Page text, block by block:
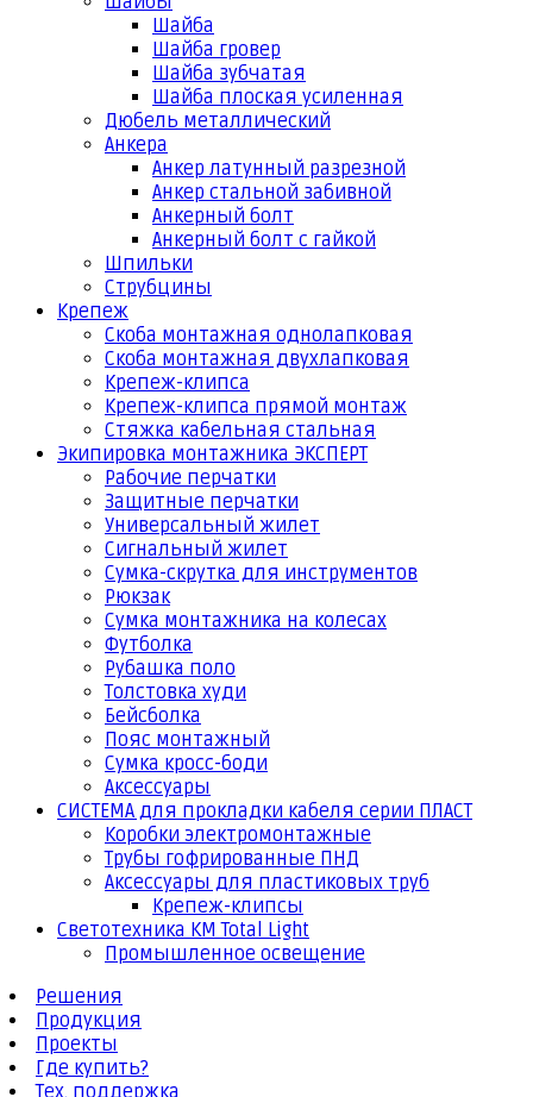
Шайба
Шайба гровер
Шайба зубчатая
Шайба плоская усиленная
Дюбель металлический
Анкера
Анкер латунный разрезной
Анкер стальной забивной
Анкерный болт
Анкерный болт с гайкой
Шпильки
Струбцины
Крепеж
Скоба монтажная однолапковая
Скоба монтажная двухлапковая
Крепеж-клипса
Крепеж-клипса прямой монтаж
Стяжка кабельная стальная
Экипировка монтажника ЭКСПЕРТ
Рабочие перчатки
Защитные перчатки
Универсальный жилет
Сигнальный жилет
Сумка-скрутка для инструментов
Рюкзак
Сумка монтажника на колесах
Футболка
Рубашка поло
Толстовка худи
Бейсболка
Пояс монтажный
Сумка кросс-боди
Аксессуары
СИСТЕМА для прокладки кабеля серии ПЛАСТ
Коробки электромонтажные
Трубы гофрированные ПНД
Аксессуары для пластиковых труб
Крепеж-клипсы
Светотехника КМ Total Light
Промышленное освещение
Решения
Продукция
Проекты
Где купить?
Тех. поддержка